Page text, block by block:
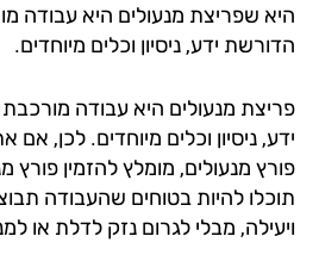
שפריצת מנעולים היא עבודה
ידע, ניסיון וכלים מיוחדים.
מנעולים היא עבודה מורכבת
ניסיון וכלים מיוחדים. לכן, אם אתם
מנעולים, מומלץ להזמין פורץ
להיות בטוחים שהעבודה תבוצע
מבלי לגרום נזק לדלת או למנעול.